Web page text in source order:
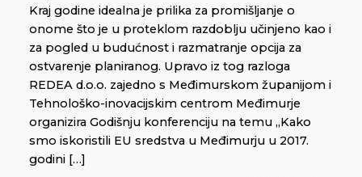
Kraj godine idealna je prilika za promišljanje o
onome što je u proteklom razdoblju učinjeno kao i
za pogled u budućnost i razmatranje opcija za
ostvarenje planiranog. Upravo iz tog razloga
REDEA d.o.o. zajedno s Međimurskom županijom i
Tehnološko-inovacijskim centrom Međimurje
organizira Godišnju konferenciju na temu „Kako
smo iskoristili EU sredstva u Međimurju u 2017.
godini […]